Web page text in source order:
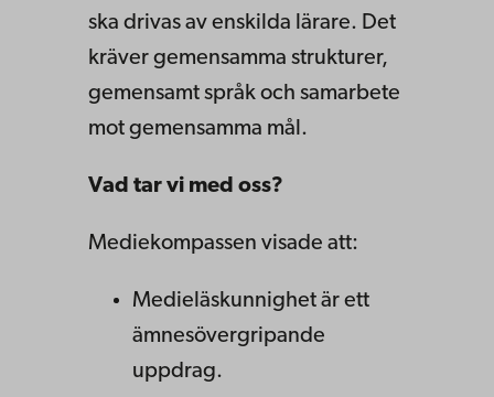
ska drivas av enskilda lärare. Det
kräver gemensamma strukturer,
gemensamt språk och samarbete
mot gemensamma mål.
Vad tar vi med oss?
Mediekompassen visade att:
Medieläskunnighet är ett
ämnesövergripande
uppdrag.